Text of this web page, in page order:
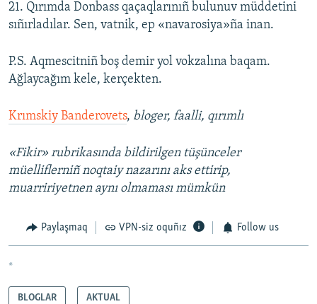
21. Qırımda Donbass qaçaqlarınıñ bulunuv müddetini
sıñırladılar. Sen, vatnik, ep «navarosiya»ña inan.
P.S. Aqmescitniñ boş demir yol vokzalına baqam.
Ağlaycağım kele, kerçekten.
Krımskiy Banderovets, bloger, faalli, qırımlı
«Fikir» rubrikasında bildirilgen tüşünceler
müelliflerniñ noqtaiy nazarını aks ettirip,
muarririyetnen aynı olmaması mümkün
Paylaşmaq VPN-siz oquñız Follow us
*
BLOGLAR AKTUAL